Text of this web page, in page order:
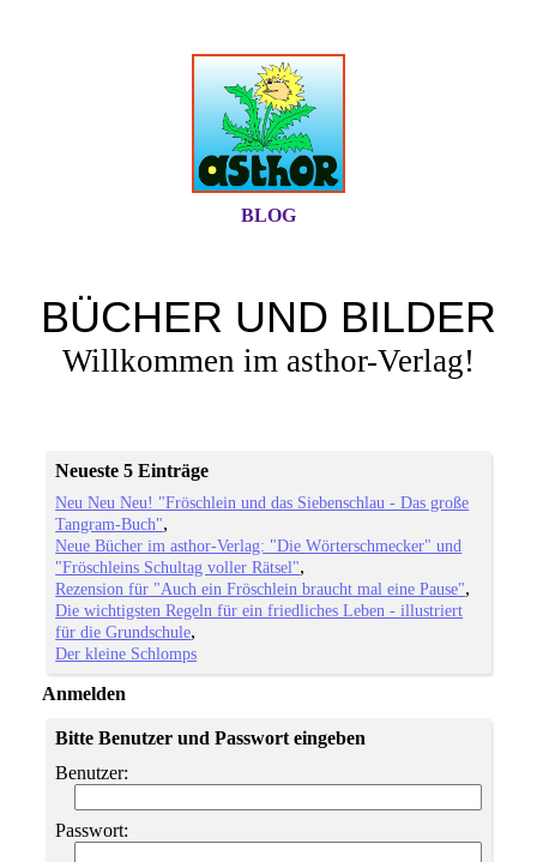
BLOG
BÜCHER UND BILDER
Willkommen im asthor-Verlag!
Neueste 5 Einträge
Neu Neu Neu! "Fröschlein und das Siebenschlau - Das große
Tangram-Buch"
Neue Bücher im asthor-Verlag: "Die Wörterschmecker" und
"Fröschleins Schultag voller Rätsel"
Rezension für "Auch ein Fröschlein braucht mal eine Pause"
Die wichtigsten Regeln für ein friedliches Leben - illustriert
für die Grundschule
Der kleine Schlomps
Anmelden
Bitte Benutzer und Passwort eingeben
Benutzer:
Passwort: